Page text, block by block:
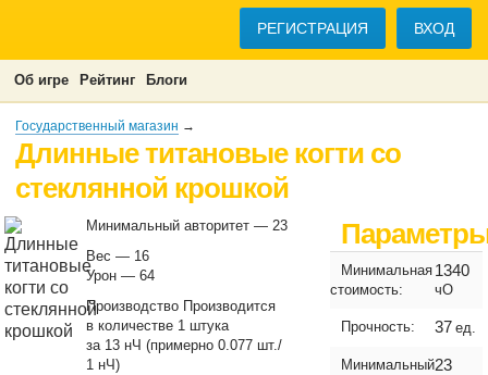
РЕГИСТРАЦИЯ ВХОД
Об игре Рейтинг Блоги
Государственный магазин →
Длинные титановые когти со
стеклянной крошкой
Минимальный авторитет — 23
Вес — 16
Урон — 64
Производство Производится
в количестве 1 штука
за 13 нЧ (примерно 0.077 шт./
1 нЧ)
Минимальная
стоимость:
1340
чО
Прочность: 37 ед.
Минимальный23